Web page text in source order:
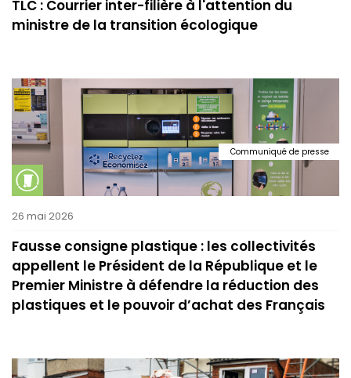
TLC : Courrier inter-filière à l'attention du
ministre de la transition écologique
Communiqué de presse
26 mai 2026
Fausse consigne plastique : les collectivités
appellent le Président de la République et le
Premier Ministre à défendre la réduction des
plastiques et le pouvoir d’achat des Français